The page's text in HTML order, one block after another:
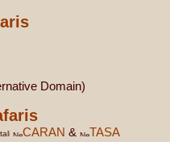
Domain)
CARAN &
TASA